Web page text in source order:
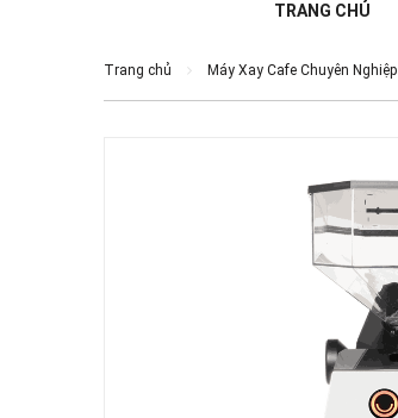
TRANG CHỦ
Trang chủ Máy Xay Cafe Chuyên Nghiệp